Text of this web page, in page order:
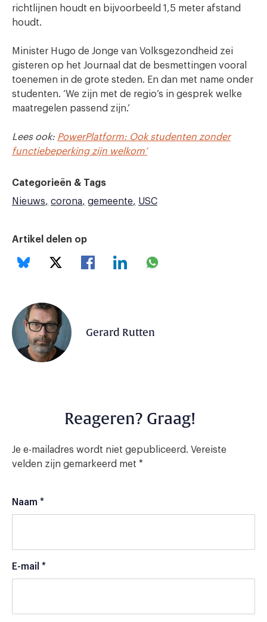
richtlijnen houdt en bijvoorbeeld 1,5 meter afstand
houdt.
Minister Hugo de Jonge van Volksgezondheid zei
gisteren op het Journaal dat de besmettingen vooral
toenemen in de grote steden. En dan met name onder
studenten. ‘We zijn met de regio’s in gesprek welke
maatregelen passend zijn.’
Lees ook: PowerPlatform: Ook studenten zonder
functiebeperking zijn welkom’
Categorieën & Tags
Nieuws
corona gemeente USC
Artikel delen op
Gerard Rutten
Reageren? Graag!
Je e-mailadres wordt niet gepubliceerd. Vereiste
velden zijn gemarkeerd met *
Naam *
E-mail *